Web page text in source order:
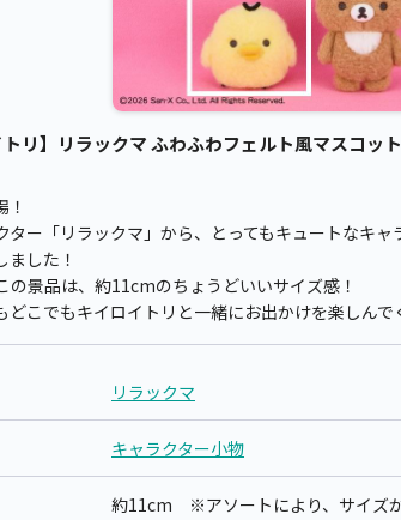
トリ】リラックマ ふわふわフェルト風マスコ
ター「リラックマ」から、とってもキュートなキ
した！
の景品は、約11cmのちょうどいいサイズ感！
こでもキイロイトリと一緒にお出かけを楽しんで
リラックマ
キャラクター小物
約11cm ※アソートにより、サイズが